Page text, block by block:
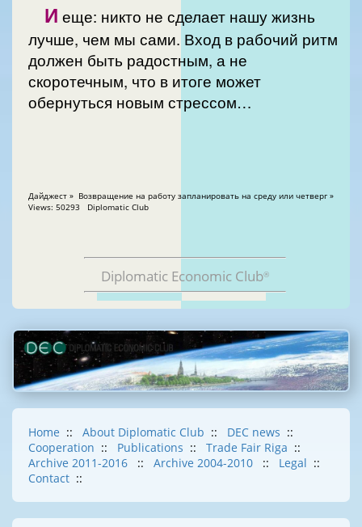
И еще: никто не сделает нашу жизнь
лучше, чем мы сами. Вход в рабочий ритм
должен быть радостным, а не
скоротечным, что в итоге может
обернуться новым стрессом…
Дайджест » Возвращение на работу запланировать на среду или четверг »
Views: 50293 Diplomatic Club
Diplomatic Economic Club®
Home :: About Diplomatic Club :: DEC news ::
Cooperation :: Publications :: Trade Fair Riga ::
Archive 2011-2016
:: Archive 2004-2010 :: Legal ::
Contact ::